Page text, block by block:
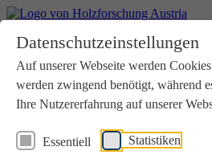
Datenschutzeinstellungen
Auf unserer Webseite werden
werden zwingend benötigt, während
Ihre Nutzererfahrung auf unserer
Essentiell Statistiken
Aktuelles
Downloads
Kontakt
Login
Verein